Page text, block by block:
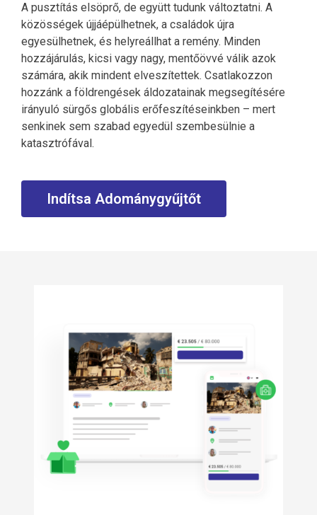
A pusztítás elsöprő, de együtt tudunk változtatni. A
közösségek újjáépülhetnek, a családok újra
egyesülhetnek, és helyreállhat a remény. Minden
hozzájárulás, kicsi vagy nagy, mentőövvé válik azok
számára, akik mindent elveszítettek. Csatlakozzon
hozzánk a földrengések áldozatainak megsegítésére
irányuló sürgős globális erőfeszítéseinkben – mert
senkinek sem szabad egyedül szembesülnie a
katasztrófával.
Indítsa Adománygyűjtőt